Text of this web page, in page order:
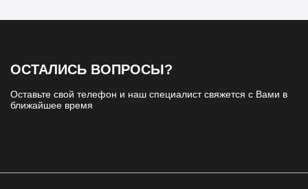
ОСТАЛИСЬ ВОПРОСЫ?
Оставьте свой телефон и наш специалист свяжется с Вами в
ближайшее время